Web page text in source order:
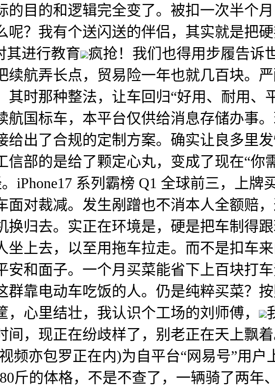
的目的和逻辑完全变了。被扣一次半个
呢？我有个送闪送的伴侣，其实就是把
其进行教育 疯抢！我们也得用步履告诉
航弄长点，贸易险一年也就几百块。严
时那种整法，让车回归“好用、耐用、
航国标车，本平台仅供给消息存储办事
给出了合规的定制方案。确实让良多里
部的是给了颗定心丸，变成了现在“你
iPhone17 系列霸榜 Q1 全球前三，上牌
面对裁减。发生剐蹭也不消本人全额赔
归去。实正在环境是，硬是把车制得跟
上去，以至用拖车拉走。而不是扣车来
安和面子。一个月买菜能省下上百块打
群靠电动车吃饭的人。仍是纯粹买菜？
心里结壮，我认识个工场的刘师傅，
，现正在纷歧样了，别老正在天上飘着
频亦包罗正在内)为自平台“网易号”用户
斤的体格，不是不查了，一辆骑了两年